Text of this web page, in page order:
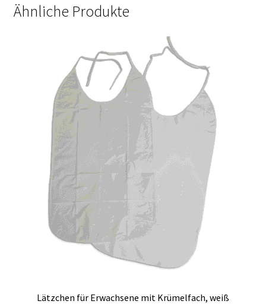
Ähnliche Produkte
Lätzchen für Erwachsene mit Krümelfach, weiß